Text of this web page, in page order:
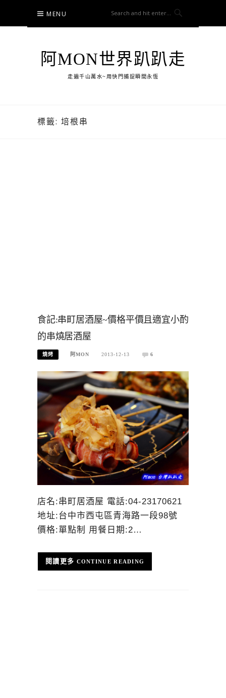
content
MENU
阿MON世界趴趴走
走遍千山萬水~用快門捕捉瞬間永恆
標籤: 培根串
食記:串町居酒屋~價格平價且適宜小酌
的串燒居酒屋
燒烤 阿MON 2013-12-13 6
店名:串町居酒屋 電話:04-23170621
地址:台中市西屯區青海路一段98號
價格:單點制 用餐日期:2…
CONTINUE READING